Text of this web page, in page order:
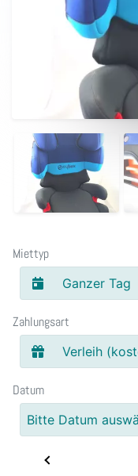
Miettyp
Ganzer Tag
Zahlungsart
Verleih
Datum
Bitte Datum